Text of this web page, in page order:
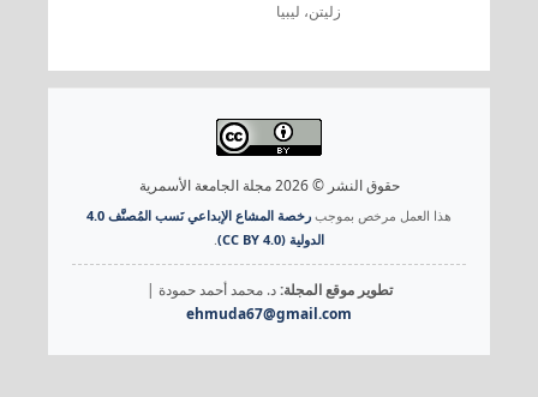
زليتن، ليبيا
حقوق النشر © 2026 مجلة الجامعة الأسمرية
هذا العمل مرخص بموجب
رخصة المشاع الإبداعي نَسب المُصنَّف 4.0
الدولية (CC BY 4.0)
.
تطوير موقع المجلة:د. محمد أحمد حمودة |
ehmuda67@gmail.com